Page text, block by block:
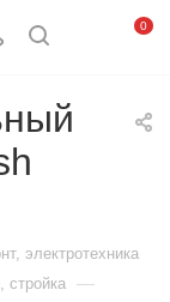
0
электротехника
стройка —